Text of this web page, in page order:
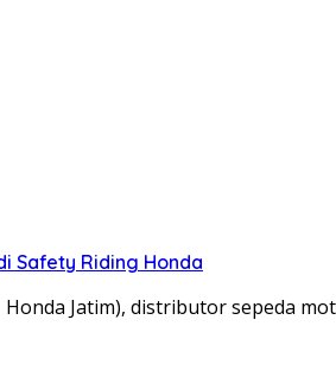
Safety Riding Honda
Jatim), distributor sepeda